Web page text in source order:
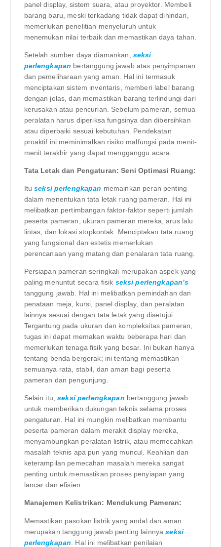
panel display, sistem suara, atau proyektor. Membeli
barang baru, meski terkadang tidak dapat dihindari,
memerlukan penelitian menyeluruh untuk
menemukan nilai terbaik dan memastikan daya tahan.
Setelah sumber daya diamankan, seksi
perlengkapan bertanggung jawab atas penyimpanan
dan pemeliharaan yang aman. Hal ini termasuk
menciptakan sistem inventaris, memberi label barang
dengan jelas, dan memastikan barang terlindungi dari
kerusakan atau pencurian. Sebelum pameran, semua
peralatan harus diperiksa fungsinya dan dibersihkan
atau diperbaiki sesuai kebutuhan. Pendekatan
proaktif ini meminimalkan risiko malfungsi pada menit-
menit terakhir yang dapat mengganggu acara.
Tata Letak dan Pengaturan: Seni Optimasi Ruang:
Ituseksi perlengkapan memainkan peran penting
dalam menentukan tata letak ruang pameran. Hal ini
melibatkan pertimbangan faktor-faktor seperti jumlah
peserta pameran, ukuran pameran mereka, arus lalu
lintas, dan lokasi stopkontak. Menciptakan tata ruang
yang fungsional dan estetis memerlukan
perencanaan yang matang dan penalaran tata ruang.
Persiapan pameran seringkali merupakan aspek yang
paling menuntut secara fisik seksi perlengkapan’s
tanggung jawab. Hal ini melibatkan pemindahan dan
penataan meja, kursi, panel display, dan peralatan
lainnya sesuai dengan tata letak yang disetujui.
Tergantung pada ukuran dan kompleksitas pameran,
tugas ini dapat memakan waktu beberapa hari dan
memerlukan tenaga fisik yang besar. Ini bukan hanya
tentang benda bergerak; ini tentang memastikan
semuanya rata, stabil, dan aman bagi peserta
pameran dan pengunjung.
Selain itu,seksi perlengkapan bertanggung jawab
untuk memberikan dukungan teknis selama proses
pengaturan. Hal ini mungkin melibatkan membantu
peserta pameran dalam merakit display mereka,
menyambungkan peralatan listrik, atau memecahkan
masalah teknis apa pun yang muncul. Keahlian dan
keterampilan pemecahan masalah mereka sangat
penting untuk memastikan proses penyiapan yang
lancar dan efisien.
Manajemen Kelistrikan: Mendukung Pameran:
Memastikan pasokan listrik yang andal dan aman
merupakan tanggung jawab penting lainnyaseksi
perlengkapan . Hal ini melibatkan penilaian